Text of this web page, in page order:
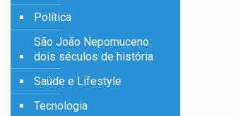
Política
São João Nepomuceno:
dois séculos de história
Saúde e Lifestyle
Tecnologia